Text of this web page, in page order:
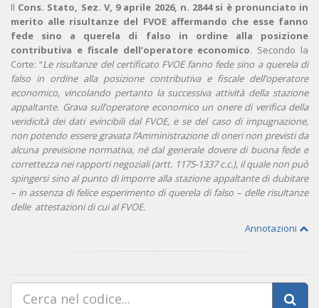
Il Cons. Stato, Sez. V, 9 aprile 2026, n. 2844si è pronunciato in
merito alle risultanze del FVOE affermando che esse fanno
fede sino a querela di falso in ordine alla posizione
contributiva e fiscale dell’operatore economico. Secondo la
Corte: “Le risultanze del certificato FVOE fanno fede sino a querela di
falso in ordine alla posizione contributiva e fiscale dell’operatore
economico, vincolando pertanto la successiva attività della stazione
appaltante. Grava sull’operatore economico un onere di verifica della
veridicità dei dati evincibili dal FVOE, e se del caso di impugnazione,
non potendo essere gravata l’Amministrazione di oneri non previsti da
alcuna previsione normativa, né dal generale dovere di buona fede e
correttezza nei rapporti negoziali (artt. 1175-1337 c.c.), il quale non può
spingersi sino al punto di imporre alla stazione appaltante di dubitare
– in assenza di felice esperimento di querela di falso – delle risultanze
delle attestazioni di cui al FVOE.
Annotazioni